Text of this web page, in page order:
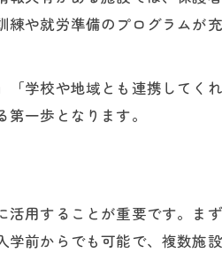
や就労準備のプログラムが
学校や地域とも連携してく
一歩となります。
用することが重要です。ま
前からでも可能で、複数施